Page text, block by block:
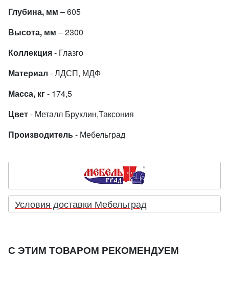
Глубина, мм – 605
Высота, мм – 2300
Коллекция- Глазго
Материал - ЛДСП, МДФ
Масса, кг- 174,5
Цвет- Металл Бруклин,Таксония
Производитель- Мебельград
Условия доставки Мебельград
С ЭТИМ ТОВАРОМ РЕКОМЕНДУЕМ